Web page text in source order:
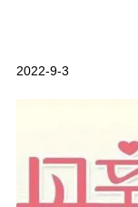
2022-9-3